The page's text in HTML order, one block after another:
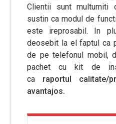
Clientii sunt multumiti
sustin ca modul de
este ireprosabil. In
deosebit la el faptul ca
de pe telefonul mobil,
pachet cu kit de
ca raportul calitate/
avantajos.